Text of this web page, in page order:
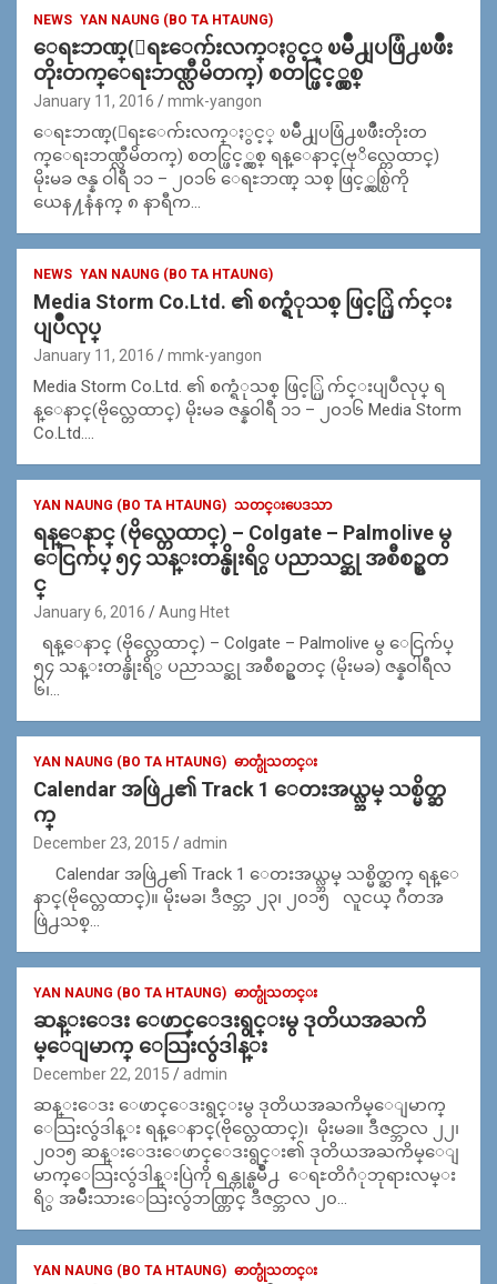
NEWS YAN NAUNG (BO TA HTAUNG)
ေရႊဘဏ္(ေရႊေက်းလက္ႏွင့္ ၿမိဳ႕ျပဖြံ႕ၿဖိဳး
တိုးတက္ေရးဘဏ္လီမိတက္) စတင္ဖြင့္လွစ္
January 11, 2016 mmk-yangon
ေရႊဘဏ္(ေရႊေက်းလက္ႏွင့္ ၿမိဳ႕ျပဖြံ႕ၿဖိဳးတိုးတ
က္ေရးဘဏ္လီမိတက္) စတင္ဖြင့္လွစ္ ရန္ေနာင္(ဗုိလ္တေထာင္)
မိုးမခ ဇန္န ဝါရီ ၁၁ – ၂၀၁၆ ေရႊဘဏ္ သစ္ ဖြင့္လွစ္ပြဲကို
ယေန႔နံနက္ ၈ နာရီက…
NEWS YAN NAUNG (BO TA HTAUNG)
Media Storm Co.Ltd. ၏ စက္ရံုသစ္ ဖြင့္ပြဲ က်င္း
ပျပဳလုပ္
January 11, 2016 mmk-yangon
Media Storm Co.Ltd. ၏ စက္ရံုသစ္ ဖြင့္ပြဲ က်င္းပျပဳလုပ္ ရ
န္ေနာင္(ဗိုလ္တေထာင္) မိုးမခ ဇန္နဝါရီ ၁၁ – ၂၀၁၆ Media Storm
Co.Ltd.…
YAN NAUNG (BO TA HTAUNG) သတင္းပေဒသာ
ရန္ေနာင္ (ဗိုလ္တေထာင္) – Colgate – Palmolive မွ
ေငြက်ပ္ ၅၄ သန္းတန္ဖိုးရိွ ပညာသင္ဆု အစီစဥ္စတ
င္
January 6, 2016 Aung Htet
ရန္ေနာင္ (ဗိုလ္တေထာင္) – Colgate – Palmolive မွ ေငြက်ပ္
၅၄ သန္းတန္ဖိုးရိွ ပညာသင္ဆု အစီစဥ္စတင္ (မိုးမခ) ဇန္နဝါရီလ
၆၊…
YAN NAUNG (BO TA HTAUNG) ဓာတ္ပုံသတင္း
Calendar အဖြဲ႕၏ Track 1 ေတးအယ္လ္ဘမ္ သစ္မိတ္ဆ
က္
December 23, 2015 admin
Calendar အဖြဲ႕၏ Track 1 ေတးအယ္လ္ဘမ္ သစ္မိတ္ဆက္ ရန္ေ
နာင္(ဗိုလ္တေထာင္)။ မိုးမခ၊ ဒီဇင္ဘာ ၂၃၊ ၂၀၁၅ လူငယ္ ဂီတအ
ဖြဲ႕သစ္…
YAN NAUNG (BO TA HTAUNG) ဓာတ္ပုံသတင္း
ဆန္းေဒး ေဖာင္ေဒးရွင္းမွ ဒုတိယအႀကိ
မ္ေျမာက္ ေသြးလွဴဒါန္း
December 22, 2015 admin
ဆန္းေဒး ေဖာင္ေဒးရွင္းမွ ဒုတိယအႀကိမ္ေျမာက္
ေသြးလွဴဒါန္း ရန္ေနာင္(ဗိုလ္တေထာင္)၊ မိုးမခ။ ဒီဇင္ဘာလ ၂၂၊
၂၀၁၅ ဆန္းေဒးေဖာင္ေဒးရွင္း၏ ဒုတိယအႀကိမ္ေျ
မာက္ေသြးလွဴဒါန္းပြဲကို ရန္ကုန္ၿမိဳ႕ ေရႊတိဂံုဘုရားလမ္း
ရိွ အမ်ိဳးသားေသြးလွဴဘဏ္တြင္ ဒီဇင္ဘာလ ၂၀…
YAN NAUNG (BO TA HTAUNG) ဓာတ္ပုံသတင္း